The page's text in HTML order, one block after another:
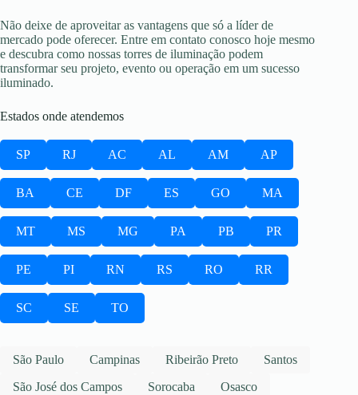
Não deixe de aproveitar as vantagens que só a líder de
mercado pode oferecer. Entre em contato conosco hoje mesmo
e descubra como nossas torres de iluminação podem
transformar seu projeto, evento ou operação em um sucesso
iluminado.
Estados onde atendemos
SP RJ AC AL AM AP
BA CE DF ES GO MA
MT MS MG PA PB PR
PE PI RN RS RO RR
SC SE TO
São Paulo Campinas Ribeirão Preto
Santos
São José dos Campos
Sorocaba
Osasco